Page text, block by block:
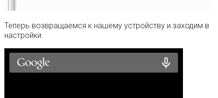
Теперь возвращаемся к нашему устройству и заходим в
настройки.